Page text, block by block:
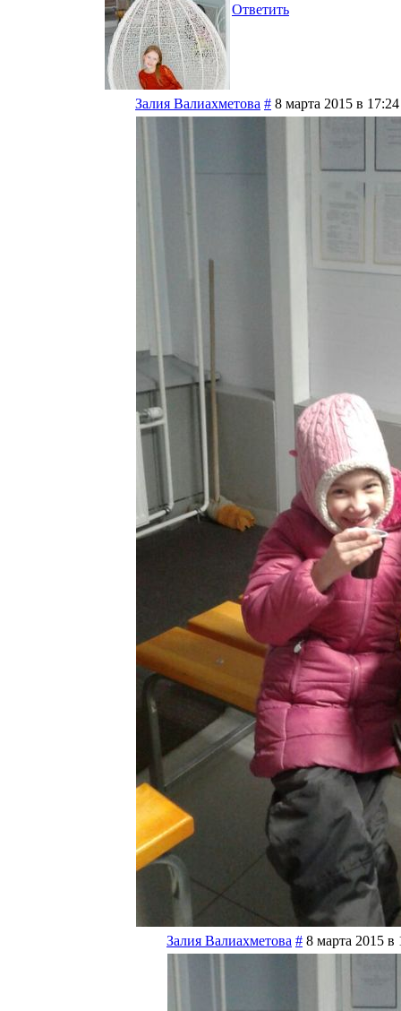
Ответить
Залия Валиахметова # 8 марта 2015 в 17:24
Залия Валиахметова # 8 марта 2015 в